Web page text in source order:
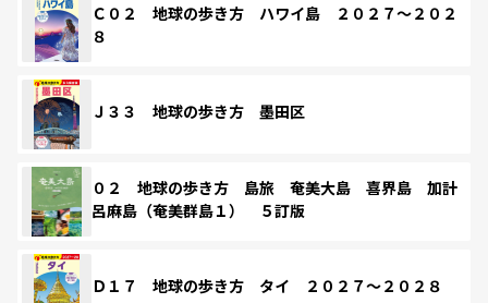
Ｃ０２ 地球の歩き方 ハワイ島 ２０２７～２０２
８
Ｊ３３ 地球の歩き方 墨田区
０２ 地球の歩き方 島旅 奄美大島 喜界島 加計
呂麻島（奄美群島１） ５訂版
Ｄ１７ 地球の歩き方 タイ ２０２７～２０２８